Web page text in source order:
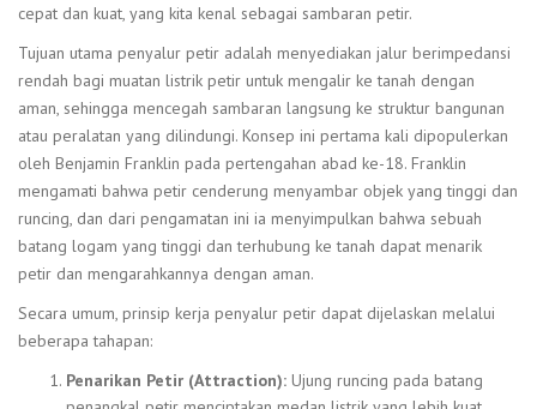
cepat dan kuat, yang kita kenal sebagai sambaran petir.
Tujuan utama penyalur petir adalah menyediakan jalur berimpedansi
rendah bagi muatan listrik petir untuk mengalir ke tanah dengan
aman, sehingga mencegah sambaran langsung ke struktur bangunan
atau peralatan yang dilindungi. Konsep ini pertama kali dipopulerkan
oleh Benjamin Franklin pada pertengahan abad ke-18. Franklin
mengamati bahwa petir cenderung menyambar objek yang tinggi dan
runcing, dan dari pengamatan ini ia menyimpulkan bahwa sebuah
batang logam yang tinggi dan terhubung ke tanah dapat menarik
petir dan mengarahkannya dengan aman.
Secara umum, prinsip kerja penyalur petir dapat dijelaskan melalui
beberapa tahapan:
Penarikan Petir (Attraction): Ujung runcing pada batang